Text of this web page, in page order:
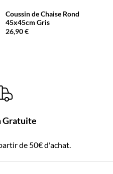
Coussin de Chaise Rond
45x45cm Gris
26,90€
Gratuite
de 50€ d'achat.